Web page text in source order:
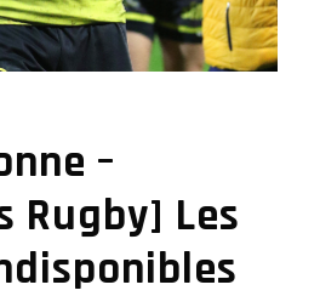
–
Rugby] Les